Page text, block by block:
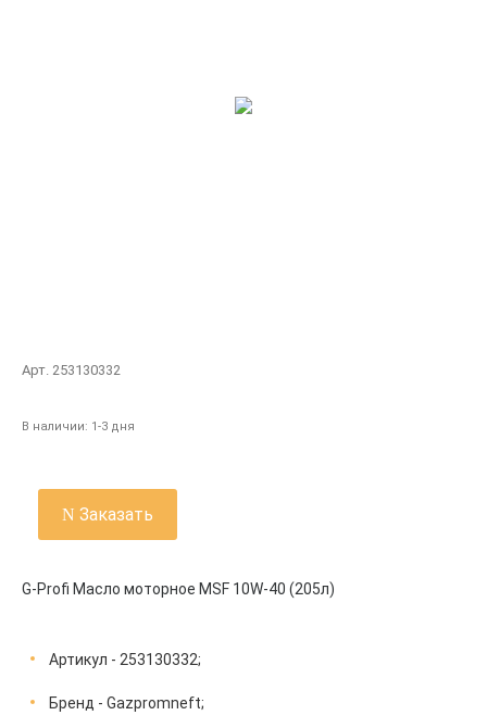
Арт. 253130332
В наличии: 1-3 дня
Заказать
G-Profi Масло моторное MSF 10W-40 (205л)
Артикул - 253130332;
Бренд - Gazpromneft;